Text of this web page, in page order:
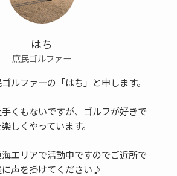
はち
庶民ゴルファー
ルファーの「はち」と申します。
くもないですが、ゴルフが好きで
しくやっています。
エリアで活動中ですのでご近所で
声を掛けてください♪